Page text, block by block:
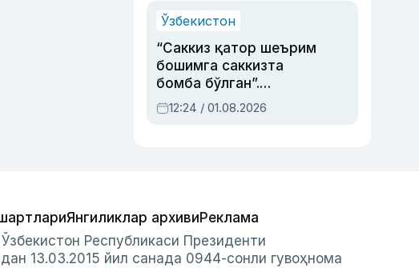
Ўзбекистон
“Саккиз қатор шеърим
бошимга саккизта
бомба бўлган”.
Абдулла Ориповни
сиёсий айбловлардан
12:24 / 01.08.2026
Янгиликлар архивиРеклама
Республикаси Президенти
13.03.2015 йил санада 0944-сонли гувоҳнома